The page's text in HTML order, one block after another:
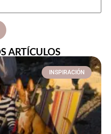
ARTÍCULOS
INSPIRACIÓN